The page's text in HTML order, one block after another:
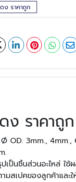
ง ราคาถูก
ราคาถู
3mm., 4mm.,
นชิ้นส่วนอะไหล่ ใ
สเปคของลูกค้าแล